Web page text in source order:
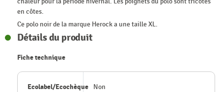
en côtes.
Ce polo noir de la marque Herock a une taille XL.
Détails du produit
Fiche technique
Ecolabel/Ecochèque Non